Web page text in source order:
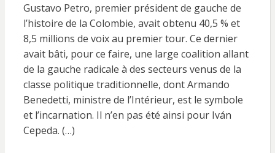
Gustavo Petro, premier président de gauche de
l’histoire de la Colombie, avait obtenu 40,5 % et
8,5 millions de voix au premier tour. Ce dernier
avait bâti, pour ce faire, une large coalition allant
de la gauche radicale à des secteurs venus de la
classe politique traditionnelle, dont Armando
Benedetti, ministre de l’Intérieur, est le symbole
et l’incarnation. Il n’en pas été ainsi pour Iván
Cepeda. (…)